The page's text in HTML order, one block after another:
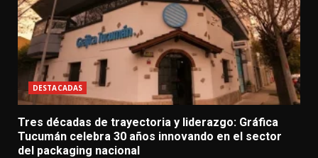
DESTACADAS
Tres décadas de trayectoria y liderazgo: Gráfica
Tucumán celebra 30 años innovando en el sector
del packaging nacional